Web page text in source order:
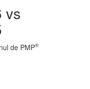
vs
de PMP®